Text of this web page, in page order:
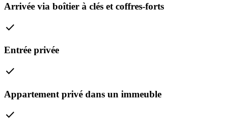
Arrivée via boîtier à clés et coffres-forts
check
Entrée privée
check
Appartement privé dans un immeuble
check